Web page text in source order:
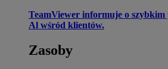
TeamViewer informuje o
Al wśród klientów.
Zasoby